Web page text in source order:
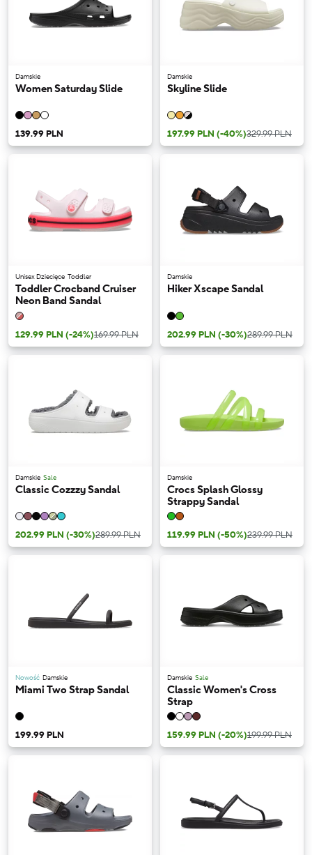
Damskie
Women Saturday Slide
139.99 PLN
Damskie
Skyline Slide
197.99 PLN (-40%)329.99 PLN
Unisex Dziecięce Toddler
Toddler Crocband Cruiser
Neon Band Sandal
129.99 PLN (-24%)169.99 PLN
Damskie
Hiker Xscape Sandal
202.99 PLN (-30%)289.99 PLN
Damskie Sale
Classic Cozzzy Sandal
202.99 PLN (-30%)289.99 PLN
Damskie
Crocs Splash Glossy
Strappy Sandal
119.99 PLN (-50%)239.99 PLN
Nowość Damskie
Miami Two Strap Sandal
199.99 PLN
Damskie Sale
Classic Women's Cross
Strap
159.99 PLN (-20%)199.99 PLN